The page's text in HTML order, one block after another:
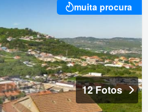
muita procura
12 Fotos